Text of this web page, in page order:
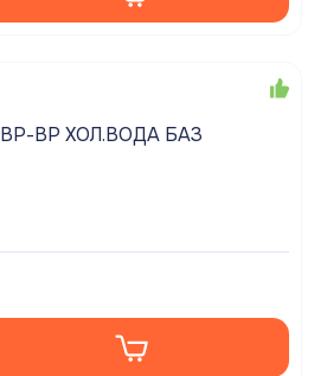
Вентиль лат. 3/4" ВР-ВР ХОЛ.ВОДА БАЗ